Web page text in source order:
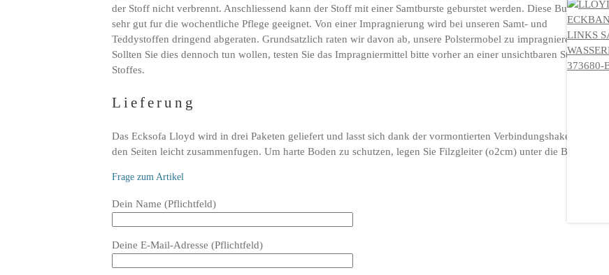
der Stoff nicht verbrennt. Anschliessend kann der Stoff mit einer Samtburste geburstet werden. Diese Burste ist
sehr gut fur die wochentliche Pflege geeignet. Von einer Impragnierung wird bei unseren Samt- und
Teddystoffen dringend abgeraten. Grundsatzlich raten wir davon ab, unsere Polstermobel zu impragnieren.
Sollten Sie dies dennoch tun wollen, testen Sie das Impragniermittel bitte vorher an einer unsichtbaren Stelle des
Stoffes.
Lieferung
Das Ecksofa Lloyd wird in drei Paketen geliefert und lasst sich dank der vormontierten Verbindungshaken an
den Seiten leicht zusammenfugen. Um harte Boden zu schutzen, legen Sie Filzgleiter (o2cm) unter die Beine.
Frage zum Artikel
Bitte
Feld
Dein Name (Pflichtfeld)
Deine E-Mail-Adresse (Pflichtfeld)